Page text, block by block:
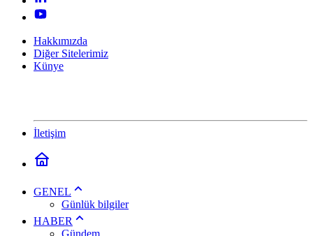
Hakkımızda
Diğer Sitelerimiz
Künye
İletişim
GENEL
Günlük bilgiler
HABER
Gündem